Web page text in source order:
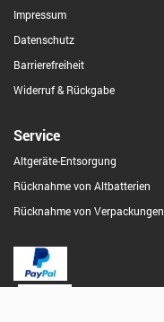
Impressum
Datenschutz
Barrierefreiheit
Widerruf & Rückgabe
Service
Altgeräte-Entsorgung
Rücknahme von Altbatterien
Rücknahme von Verpackungen